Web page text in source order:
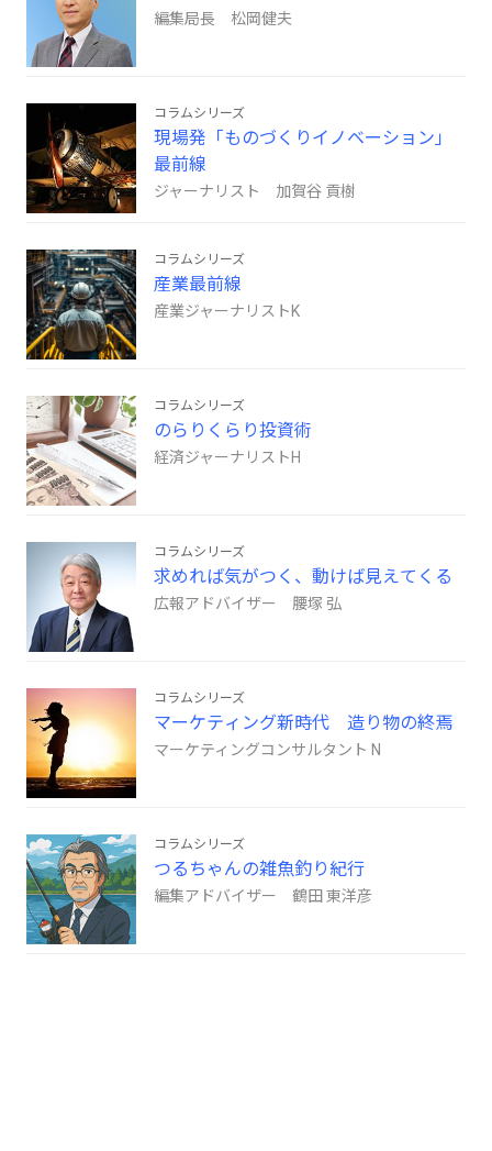
編集局長 松岡健夫
コラムシリーズ
現場発「ものづくりイノベーション」
最前線
ジャーナリスト 加賀谷 貢樹
コラムシリーズ
産業最前線
産業ジャーナリストK
コラムシリーズ
のらりくらり投資術
経済ジャーナリストH
コラムシリーズ
求めれば気がつく、動けば見えてくる
広報アドバイザー 腰塚 弘
コラムシリーズ
マーケティング新時代 造り物の終焉
マーケティングコンサルタント N
コラムシリーズ
つるちゃんの雑魚釣り紀行
編集アドバイザー 鶴田 東洋彦